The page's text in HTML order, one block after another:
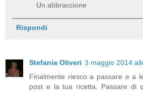
Un abbraccione
Rispondi
Stefania Oliveri 3 maggio 2014
Finalmente riesco a passare e a
post e la tua ricetta. Passare di